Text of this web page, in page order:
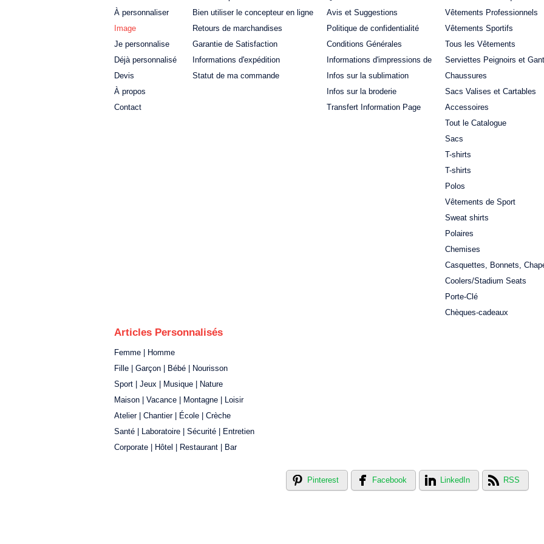
À personnaliser
Image
Je personnalise
Déjà personnalisé
Devis
À propos
Contact
Bien utiliser le concepteur en ligne
Retours de marchandises
Garantie de Satisfaction
Informations d'expédition
Statut de ma commande
Avis et Suggestions
Politique de confidentialité
Conditions Générales
Informations d'impressions de
Infos sur la sublimation
Infos sur la broderie
Transfert Information Page
Vêtements Professionnels
Vêtements Sportifs
Tous les Vêtements
Serviettes Peignoirs et
Chaussures
Sacs Valises et Cartables
Accessoires
Tout le Catalogue
Sacs
T-shirts
T-shirts
Polos
Vêtements de Sport
Sweat shirts
Polaires
Chemises
Casquettes, Bonnets,
Coolers/Stadium Seats
Porte-Clé
Chèques-cadeaux
Articles Personnalisés
Femme | Homme
Fille | Garçon | Bébé | Nourisson
Sport | Jeux | Musique | Nature
Maison | Vacance | Montagne | Loisir
Atelier | Chantier | École | Crèche
Santé | Laboratoire | Sécurité | Entretien
Corporate | Hôtel | Restaurant | Bar
Pinterest Facebook LinkedIn RSS